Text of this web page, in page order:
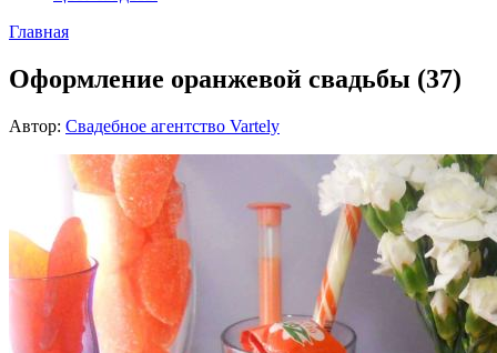
Главная
Оформление оранжевой свадьбы (37)
Автор: Свадебное агентство Vartely